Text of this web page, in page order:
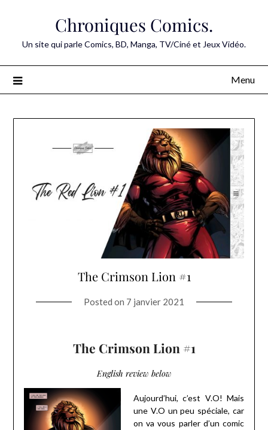
Chroniques Comics.
Un site qui parle Comics, BD, Manga, TV/Ciné et Jeux Vidéo.
Menu
The Crimson Lion #1
Posted on 7 janvier 2021
The Crimson Lion #1
English review below
Aujourd’hui, c’est V.O! Mais
une V.O un peu spéciale, car
on va vous parler d’un comic